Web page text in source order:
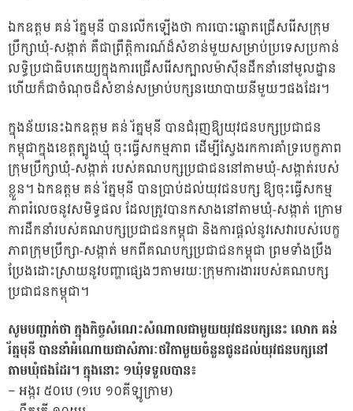
ឯកឧត្តម គន់ រ័ត្នមុនី បានលើកឡើងថា ការបោះឆ្នោតជ្រើសរើសក្រុម
ប្រឹក្សាឃុំ-សង្កាត់ គឺជាព្រឹត្តិការណ៍ដ៏សំខាន់មួយសម្រាប់ប្រទេសប្រកាន់
លទ្ធិប្រជាធិបតេយ្យក្នុងការជ្រើសរើសក្បាលម៉ាស៊ីនដឹកនាំនៅមូលដ្ឋាន
ហើយក៏ជាចំណុចដ៏សំខាន់សម្រាប់បក្សនយោបាយនីមួយៗផងដែរ។
ក្នុងន័យនេះឯកឧត្តម គន់ រ័ត្នមុនី បានជំរុញឱ្យយុវជនបក្សប្រជាជន
កម្ពុជាក្នុងខេត្តត្បូងឃ្មុំ ចុះធ្វើសកម្មភាព ដើម្បីស្វែងរកការគាំទ្របេក្ខភាព
ក្រុមប្រឹក្សាឃុំ-សង្កាត់ របស់គណបក្សប្រជាជននៅតាមឃុំ-សង្កាត់របស់
ខ្លួន។ ឯកឧត្តម គន់ រ័ត្នមុនី បានប្រាប់ដល់យុវជនបក្ស ឱ្យចុះធ្វើសកម្ម
ភាពរំលេចនូវសមិទ្ធផល ដែលត្រូវបានកសាងនៅតាមឃុំ-សង្កាត់ ក្រោម
ការដឹកនាំរបស់គណបក្សប្រជាជនកម្ពុជា និងការផ្តល់នូវសេវារបស់បេក្ខ
ភាពក្រុមប្រឹក្សា-សង្កាត់ មកពីគណបក្សប្រជាជនកម្ពុជា ព្រមទាំងប្រឹង
ប្រែងដោះស្រាយនូវបញ្ហាផ្សេងៗតាមរយៈក្រុមការងាររបស់គណបក្ស
ប្រជាជនកម្ពុជា។
សូមបញ្ជាក់ថា ក្នុងកិច្ចសំណេះសំណាលជាមួយយុវជនបក្សនេះ លោក គន់
រ័ត្នមុនី បាននាំអំណោយជាសំភារៈថវិកាមួយចំនួនជូនដល់យុវជនបក្សនៅ
តាមឃុំផងដែរ។ ក្នុងនោះ ១ឃុំទទួលបាន៖
– អង្ករ ៥០បេ (១បេ ១០គីឡូក្រាម)